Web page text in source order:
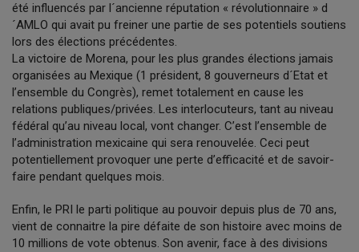
été influencés par l´ancienne réputation « révolutionnaire » d
´AMLO qui avait pu freiner une partie de ses potentiels soutiens
lors des élections précédentes.
La victoire de Morena, pour les plus grandes élections jamais
organisées au Mexique (1 président, 8 gouverneurs d´Etat et
l’ensemble du Congrès), remet totalement en cause les
relations publiques/privées. Les interlocuteurs, tant au niveau
fédéral qu’au niveau local, vont changer. C’est l’ensemble de
l’administration mexicaine qui sera renouvelée. Ceci peut
potentiellement provoquer une perte d’efficacité et de savoir-
faire pendant quelques mois.
Enfin, le PRI le parti politique au pouvoir depuis plus de 70 ans,
vient de connaitre la pire défaite de son histoire avec moins de
10 millions de vote obtenus. Son avenir, face à des divisions